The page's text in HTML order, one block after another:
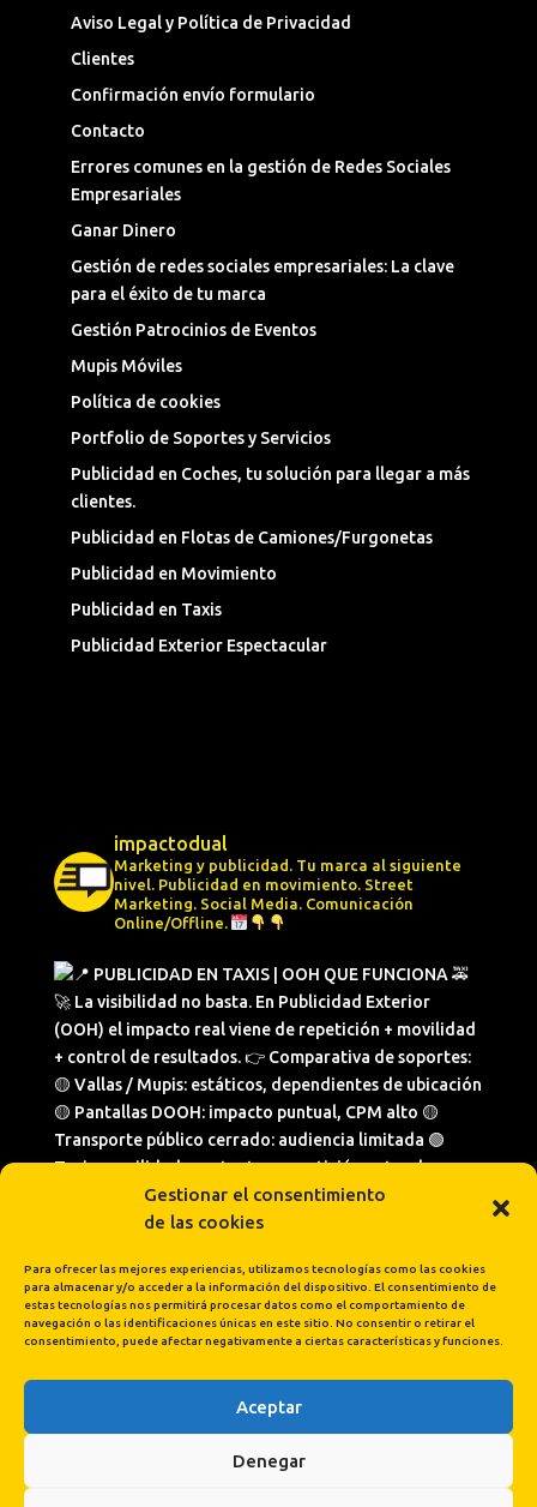
Gestionar el consentimiento
de las cookies
Para ofrecer las mejores experiencias, utilizamos tecnologías como las cookies
para almacenar y/o acceder a la información del dispositivo. El consentimiento de
estas tecnologías nos permitirá procesar datos como el comportamiento de
navegación o las identificaciones únicas en este sitio. No consentir o retirar el
consentimiento, puede afectar negativamente a ciertas características y funciones.
Aceptar
Denegar
Aviso Legal y Política de Privacidad
Clientes
Confirmación envío formulario
Contacto
Errores comunes en la gestión de Redes Sociales
Empresariales
Ganar Dinero
Gestión de redes sociales empresariales: La clave
para el éxito de tu marca
Gestión Patrocinios de Eventos
Mupis Móviles
Política de cookies
Portfolio de Soportes y Servicios
Publicidad en Coches, tu solución para llegar a más
clientes.
Publicidad en Flotas de Camiones/Furgonetas
Publicidad en Movimiento
Publicidad en Taxis
Publicidad Exterior Espectacular
impactodual
Marketing y publicidad. Tu marca al siguiente
nivel. Publicidad en movimiento. Street
Marketing. Social Media. Comunicación
Online/Offline.
Cargar más... Síguenos en Instagram